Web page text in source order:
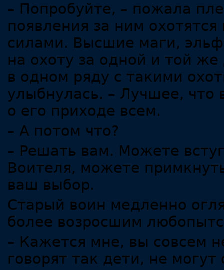
– Попробуйте, – пожала
появления за ним
силами. Высшие маги,
на охоту за одной и той
в одном ряду с такими
улыбнулась. – Лучшее, что
о его приходе всем.
– А потом что?
– Решать вам. Можете
Воителя, можете
ваш выбор.
Старый воин медленно
более возросшим
– Кажется мне, вы совсем
говорят так дети, не